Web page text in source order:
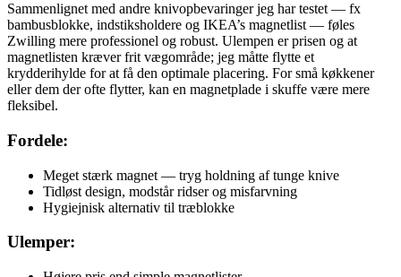
Sammenlignet med andre knivopbevaringer jeg har testet — fx
bambusblokke, indstiksholdere og IKEA’s magnetlist — føles
Zwilling mere professionel og robust. Ulempen er prisen og at
magnetlisten kræver frit vægområde; jeg måtte flytte et
krydderihylde for at få den optimale placering. For små køkkener
eller dem der ofte flytter, kan en magnetplade i skuffe være mere
fleksibel.
Fordele:
Meget stærk magnet — tryg holdning af tunge knive
Tidløst design, modstår ridser og misfarvning
Hygiejnisk alternativ til træblokke
Ulemper: